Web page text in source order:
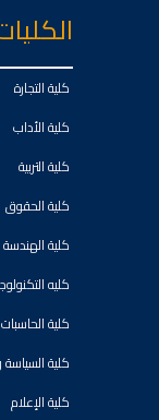
كلية التجارة
كلية الأداب
كلية التربية
كلية الحقوق
كلية الهندسة
كليه
كلية
كلية السياسة
كلية الإعلام